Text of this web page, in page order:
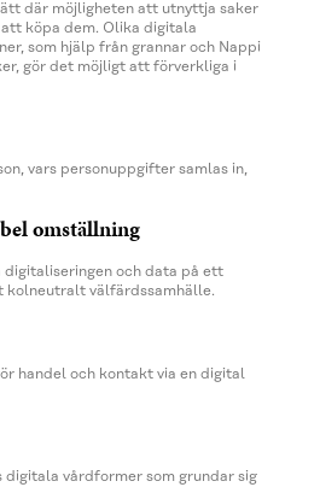
där möjligheten att utnyttja saker
köpa dem. Olika digitala
som hjälp från grannar och Nappi
gör det möjligt att förverkliga i
vars personuppgifter samlas in,
omställning
och data på ett
kolneutralt välfärdssamhälle.
handel och kontakt via en digital
digitala vårdformer som grundar sig